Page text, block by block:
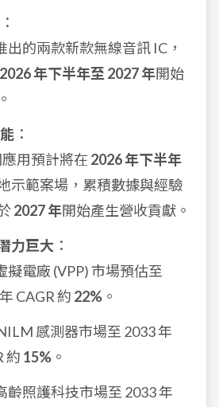
：
出的兩款新款無線音訊 IC，
2026 年下半年至 2027 年開始
：
用預計將在 2026 年下半年
示範案場，累積數據與經驗
2027 年開始產生營收貢獻。
力巨大 ：
擬電廠 (VPP) 市場預估至
CAGR 約 22% 。
感測器市場至 2033 年
約 15% 。
齡照護科技市場至 2033 年